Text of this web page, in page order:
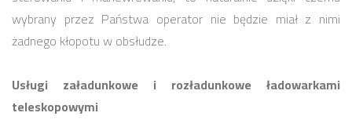
wybrany przez Państwa operator nie będzie miał z nimi
żadnego kłopotu w obsłudze.
Usługi załadunkowe i rozładunkowe ładowarkami
teleskopowymi